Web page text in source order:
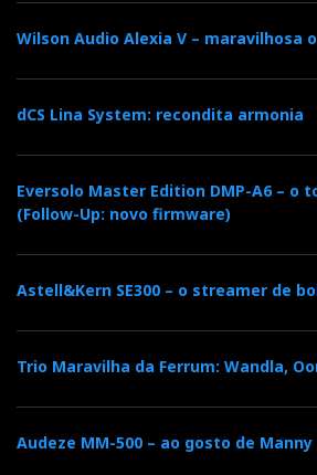
Explorando a voz feminina
di Napoli, Parte I: ‘Ove t’aggiri o
1 reproduziram igualmente bem
Joyce como o poderoso impacte do
orquestra, logo na abertura da peça.
fim. E, uma vez mais, o 'Quad True
com distinção a prova de fogo da
inacreditável gama dinâmica da
Wilson Audio Alexia V – maravilhosa
dCS Lina System: recondita armonia
Eversolo Master Edition DMP-A6 – o
(Follow-Up: novo firmware)
Astell&Kern SE300 – o streamer de
Trio Maravilha da Ferrum: Wandla,
Audeze MM-500 – ao gosto de